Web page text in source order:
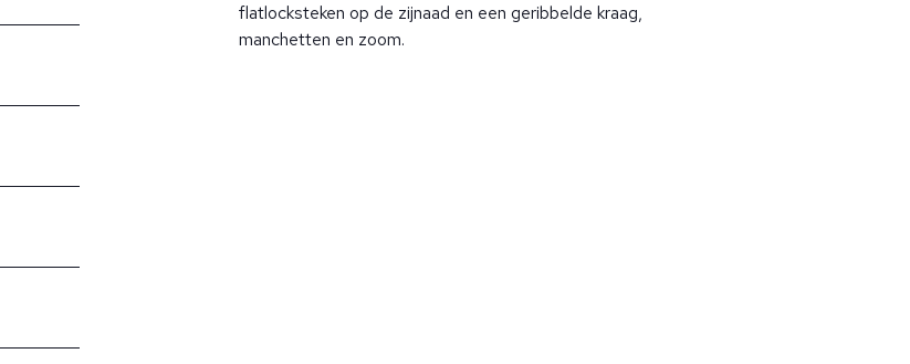
flatlocksteken op de zijnaad en een geribbelde kraag,
manchetten en zoom.